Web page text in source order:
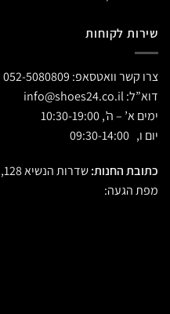
שירות לקוחות
צרו קשר וואטסאפ: 052-5080809
דוא”ל:
ימים א’ – ה’, 10:30-19:00
יום ו, 09:30-14:00
כתובת החנות:שדרות הנשיא 128, מרכז הכרמל, חיפה
מפת הגעה: